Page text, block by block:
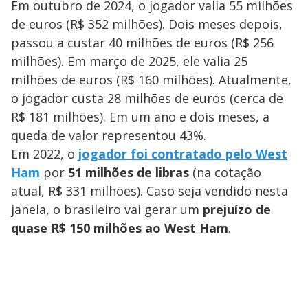
Em outubro de 2024, o jogador valia 55 milhões
de euros (R$ 352 milhões). Dois meses depois,
passou a custar 40 milhões de euros (R$ 256
milhões). Em março de 2025, ele valia 25
milhões de euros (R$ 160 milhões). Atualmente,
o jogador custa 28 milhões de euros (cerca de
R$ 181 milhões). Em um ano e dois meses, a
queda de valor representou 43%.
Em 2022, o jogador foi contratado pelo West
Ham por 51 milhões de libras (na cotação
atual, R$ 331 milhões). Caso seja vendido nesta
janela, o brasileiro vai gerar um prejuízo de
quase R$ 150 milhões ao West Ham.